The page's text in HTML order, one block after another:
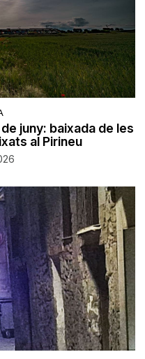
juny: baixada de les
al Pirineu